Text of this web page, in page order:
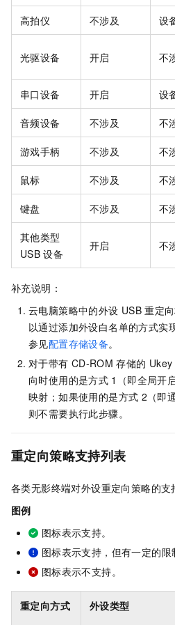
高拍仪 不涉及 设
光驱设备 开启 不
串口设备 开启 设
音频设备 不涉及 不
游戏手柄 不涉及 不
鼠标 不涉及 不
键盘 不涉及 不
其他类型
USB 设备
开启 不
补充说明：
云电脑策略中的外设 USB 重定
以通过添加外设白名单的方式实
参见配置存储设备。
对于带有 CD-ROM 存储的 Ukey
向时使用的是方式 1（即全局开
映射；如果使用的是方式 2（即
则不需要执行此步骤。
重定向策略支持列表
各类无影终端对外设重定向策略的支
图例
图标表示支持。
图标表示支持，但有一定的限
图标表示不支持。
重定向方式 外设类型